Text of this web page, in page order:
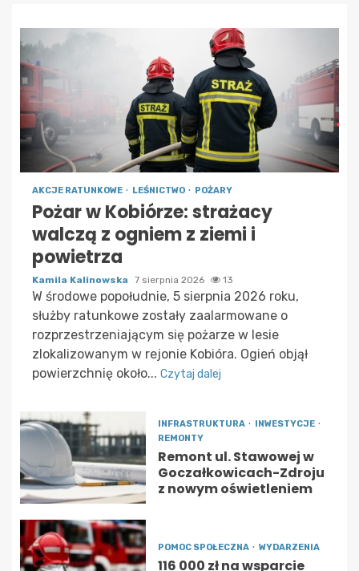
AKCJE RATUNKOWE LEŚNICTWO POŻARY
Pożar w Kobiórze: strażacy
walczą z ogniem z ziemi i
powietrza
Kamila Kalinowska 7 sierpnia 2026 13
W środowe popołudnie, 5 sierpnia 2026 roku,
służby ratunkowe zostały zaalarmowane o
rozprzestrzeniającym się pożarze w lesie
zlokalizowanym w rejonie Kobióra. Ogień objął
powierzchnię około... Czytaj dalej
INFRASTRUKTURA
INWESTYCJE
REMONTY
Remont ul. Stawowej w
Goczałkowicach-Zdroju
z nowym oświetleniem
POMOC SPOŁECZNA WYDARZENIA
116 000 zł na wsparcie